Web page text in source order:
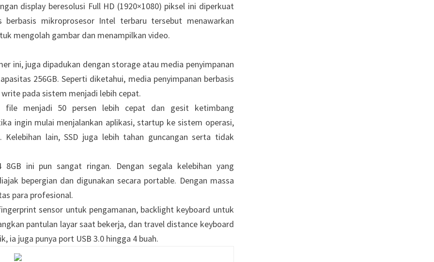
display beresolusi Full HD (1920×1080) piksel ini diperkuat
mikroprosesor Intel terbaru tersebut menawarkan
mengolah gambar dan menampilkan video.
ini, juga dipadukan dengan storage atau media penyimpanan
256GB. Seperti diketahui, media penyimpanan berbasis
pada sistem menjadi lebih cepat.
file menjadi 50 persen lebih cepat dan gesit ketimbang
ingin mulai menjalankan aplikasi, startup ke sistem operasi,
lain, SSD juga lebih tahan guncangan serta tidak
ini pun sangat ringan. Dengan segala kelebihan yang
bepergian dan digunakan secara portable. Dengan massa
para profesional.
sensor untuk pengamanan, backlight keyboard untuk
pantulan layar saat bekerja, dan travel distance keyboard
ia juga punya port USB 3.0 hingga 4 buah.